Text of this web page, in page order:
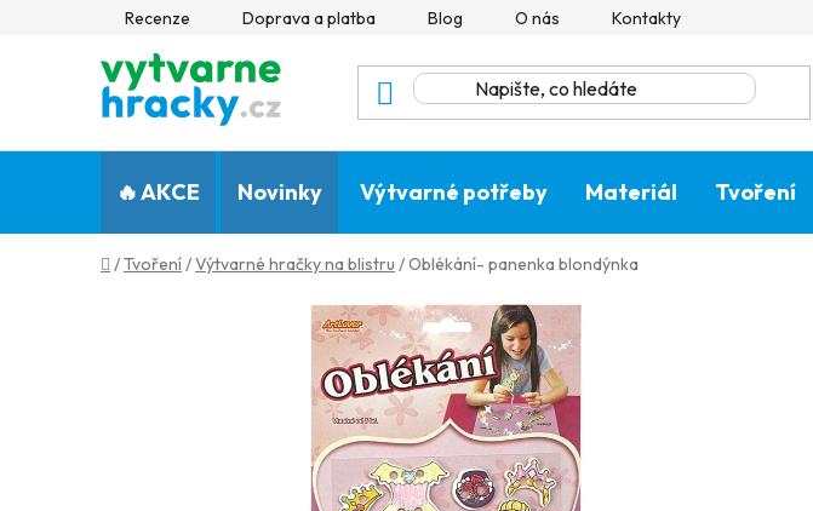
Recenze Doprava a platba Blog O nás Kontakty
🔥 AKCE Novinky Výtvarné potřeby Materiál Tvoření
Domů
/Tvoření/Výtvarné hračky na blistru /Oblékání- panenka blondýnka